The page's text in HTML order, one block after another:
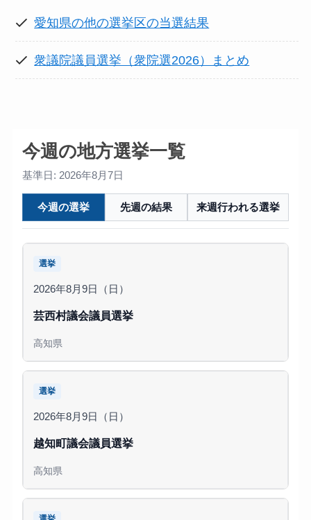
愛知県の他の選挙区の当選結果
衆議院議員選挙（衆院選2026）まとめ
今週の地方選挙一覧
基準日: 2026年8月7日
今週の選挙 先週の結果 来週行われる選挙
選挙
2026年8月9日（日）
芸西村議会議員選挙
高知県
選挙
2026年8月9日（日）
越知町議会議員選挙
高知県